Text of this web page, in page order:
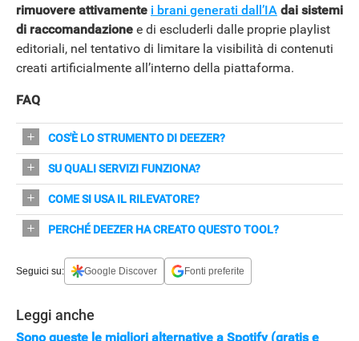
rimuovere attivamente i brani generati dall’IA dai sistemi
di raccomandazione e di escluderli dalle proprie playlist
editoriali, nel tentativo di limitare la visibilità di contenuti
creati artificialmente all’interno della piattaforma.
FAQ
COS'È LO STRUMENTO DI DEEZER?
Un sistema online che verifica se i brani nelle playlist
sono generati dall'IA, con precisione dichiarata del
99,8%.
SU QUALI SERVIZI FUNZIONA?
Supporta 20 piattaforme di streaming popolari, tra cui
Spotify, Apple Music, SoundCloud e YouTube Music.
COME SI USA IL RILEVATORE?
Accedi al sito dedicato, selezioni il servizio, autorizzi
PERCHÉ DEEZER HA CREATO QUESTO TOOL?
rimuoverli dai sistemi di raccomandazione e playlist
Seguici su: Google Discover Fonti preferite
Leggi anche
Sono queste le migliori alternative a Spotify (gratis e